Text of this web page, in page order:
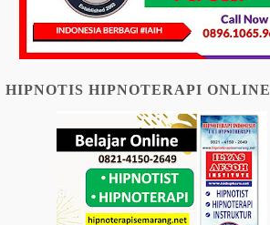
HIPNOTIS HIPNOTERAPI ONLINE